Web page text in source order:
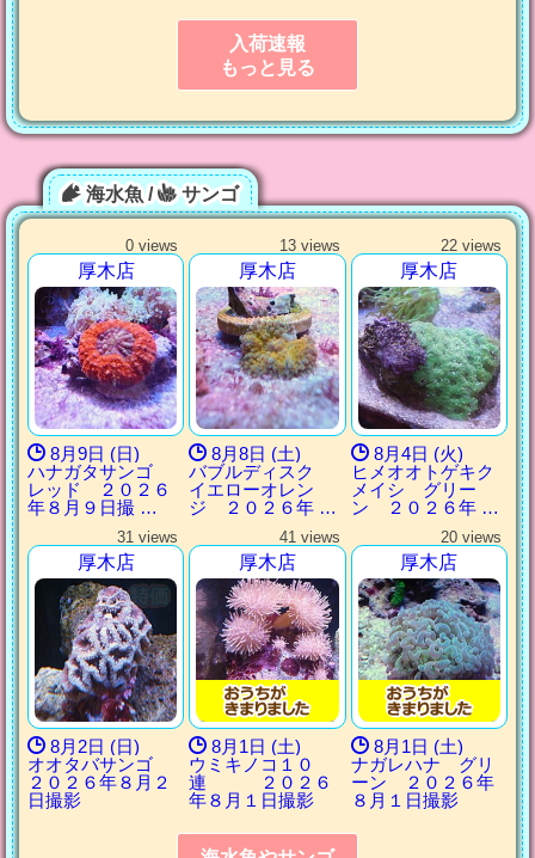
入荷速報
もっと見る
海水魚 / サンゴ
0 views
厚木店
8月9日 (日)
ハナガタサンゴ
レッド ２０２６
年８月９日撮 …
13 views
厚木店
8月8日 (土)
バブルディスク
イエローオレン
ジ ２０２６年 …
22 views
厚木店
8月4日 (火)
ヒメオオトゲキク
メイシ グリー
ン ２０２６年 …
31 views
厚木店
8月2日 (日)
オオタバサンゴ
２０２６年８月２
日撮影
41 views
厚木店
8月1日 (土)
ウミキノコ１０
連 ２０２６
年８月１日撮影
20 views
厚木店
8月1日 (土)
ナガレハナ グリ
ーン ２０２６年
８月１日撮影